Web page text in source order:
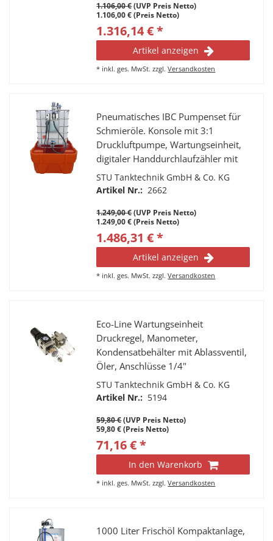
1.106,00 €(UVP Preis Netto)
1.106,00 € (Preis Netto)
1.316,14 € *
Artikel anzeigen
* inkl. ges. MwSt. zzgl.Versandkosten
Pneumatisches IBC Pumpenset für
Schmieröle. Konsole mit 3:1
Druckluftpumpe, Wartungseinheit,
digitaler Handdurchlaufzähler mit
Mengenvorwahl, 3m Schlauch und
Saugleitung.
STU Tanktechnik GmbH & Co. KG
Artikel Nr.: 2662
1.249,00 €(UVP Preis Netto)
1.249,00 € (Preis Netto)
1.486,31 € *
Artikel anzeigen
* inkl. ges. MwSt. zzgl.Versandkosten
Eco-Line Wartungseinheit
Druckregel, Manometer,
Kondensatbehälter mit Ablassventil,
Öler, Anschlüsse 1/4"
STU Tanktechnik GmbH & Co. KG
Artikel Nr.: 5194
59,80 €(UVP Preis Netto)
59,80 € (Preis Netto)
71,16 € *
In den Warenkorb
* inkl. ges. MwSt. zzgl.Versandkosten
1000 Liter Frischöl Kompaktanlage,